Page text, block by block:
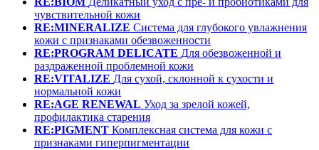
чувствительной кожи
RE:MINERALIZE Система для глубокого увлажнения
кожи с признаками обезвоженности
RE:PROGRAM DELICATE Для обезвоженной и
раздраженной проблемной кожи
RE:VITALIZE Для сухой, склонной к сухости и
нормальной кожи
RE:AGE RENEWAL Уход за зрелой кожей,
профилактика старения
RE:PIGMENT Комплексная система для кожи с
признаками гиперпигментации